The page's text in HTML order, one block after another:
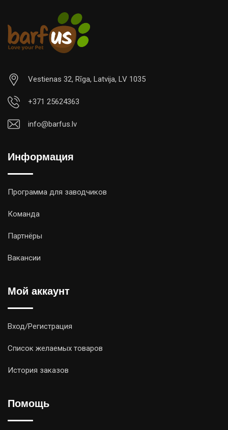
Vestienas 32, Rīga, Latvija, LV 1035
+371 25624363
info@barfus.lv
Информация
Программа для заводчиков
Команда
Партнёры
Вакансии
Мой аккаунт
Вход/Регистрация
Список желаемых товаров
История заказов
Помощь